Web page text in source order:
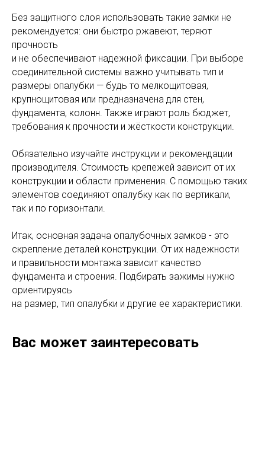
Без защитного слоя использовать такие замки не
рекомендуется: они быстро ржавеют, теряют
прочность
и не обеспечивают надежной фиксации. При выборе
соединительной системы важно учитывать тип и
размеры опалубки — будь то мелкощитовая,
крупнощитовая или предназначена для стен,
фундамента, колонн. Также играют роль бюджет,
требования к прочности и жёсткости конструкции.
Обязательно изучайте инструкции и рекомендации
производителя. Стоимость крепежей зависит от их
конструкции и области применения. С помощью таких
элементов соединяют опалубку как по вертикали,
так и по горизонтали.
Итак, основная задача опалубочных замков - это
скрепление деталей конструкции. От их надежности
и правильности монтажа зависит качество
фундамента и строения. Подбирать зажимы нужно
ориентируясь
на размер, тип опалубки и другие ее характеристики.
Вас может заинтересовать